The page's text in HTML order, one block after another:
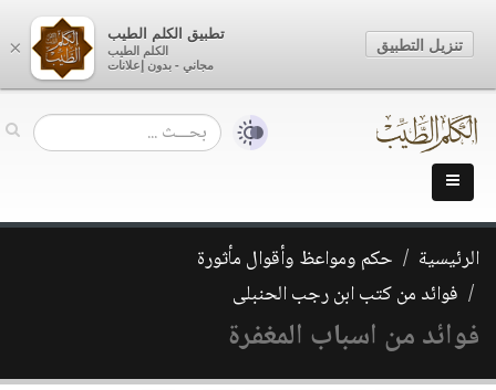
الرئيسية
حكم ومواعظ وأقوال مأثورة
فوائد من كتب ابن رجب الحنبلى
فوائد من اسباب المغفرة
×
تطبيق الكلم الطيب
الكلم الطيب
مجاني - بدون إعلانات
تنزيل التطبيق